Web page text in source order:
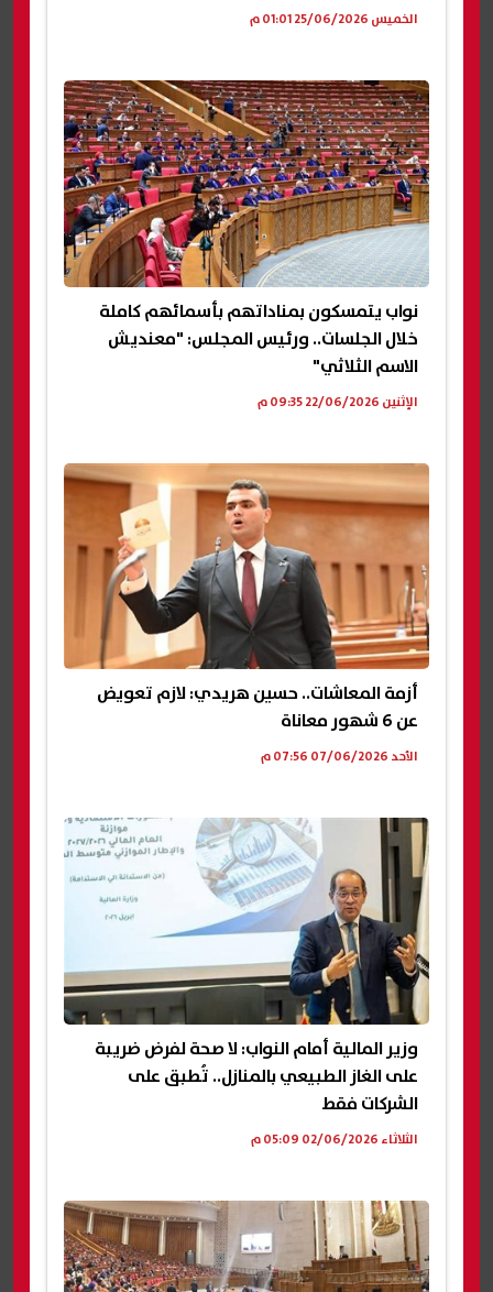
الخميس 25/06/2026 01:01 م
نواب يتمسكون بمناداتهم بأسمائهم كاملة
خلال الجلسات.. ورئيس المجلس: "معنديش
الاسم الثلاثي"
الإثنين 22/06/2026 09:35 م
أزمة المعاشات.. حسين هريدي: لازم تعويض
عن 6 شهور معاناة
الأحد 07/06/2026 07:56 م
وزير المالية أمام النواب: لا صحة لفرض ضريبة
على الغاز الطبيعي بالمنازل.. تُطبق على
الشركات فقط
الثلاثاء 02/06/2026 05:09 م